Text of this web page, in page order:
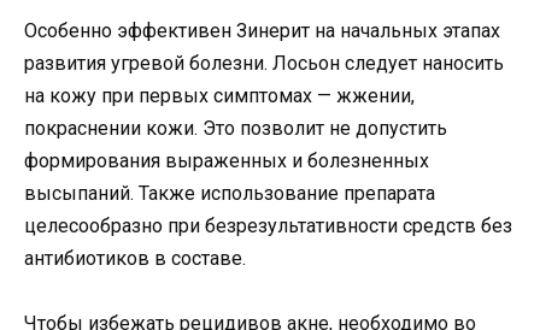
Особенно эффективен Зинерит на начальных этапах
развития угревой болезни. Лосьон следует наносить
на кожу при первых симптомах — жжении,
покраснении кожи. Это позволит не допустить
формирования выраженных и болезненных
высыпаний. Также использование препарата
целесообразно при безрезультативности средств без
антибиотиков в составе.
Чтобы избежать рецидивов акне, необходимо во